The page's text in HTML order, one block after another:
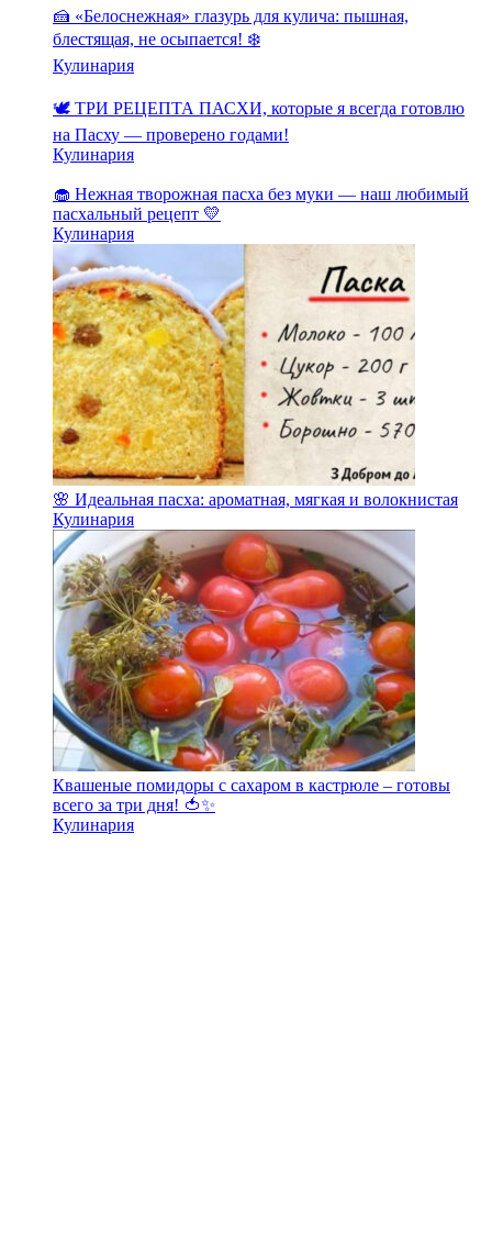
🍰 «Белоснежная» глазурь для кулича: пышная,
блестящая, не осыпается! ❄️
Кулинария
🕊️ ТРИ РЕЦЕПТА ПАСХИ, которые я всегда готовлю
на Пасху — проверено годами!
Кулинария
🧁 Нежная творожная пасха без муки — наш любимый
пасхальный рецепт 💛
Кулинария
🌸 Идеальная пасха: ароматная, мягкая и волокнистая
Кулинария
Квашеные помидоры с сахаром в кастрюле – готовы
всего за три дня! 🍅✨
Кулинария